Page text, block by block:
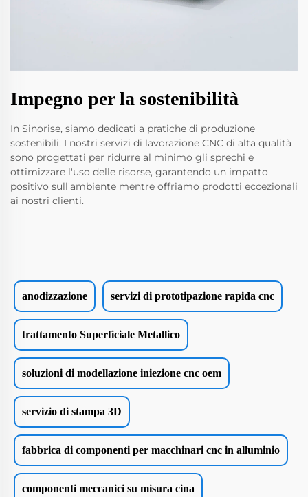
Impegno per la sostenibilità
In Sinorise, siamo dedicati a pratiche di produzione
sostenibili. I nostri servizi di lavorazione CNC di alta qualità
sono progettati per ridurre al minimo gli sprechi e
ottimizzare l'uso delle risorse, garantendo un impatto
positivo sull'ambiente mentre offriamo prodotti eccezionali
ai nostri clienti.
anodizzazione servizi di prototipazione rapida cnc
trattamento Superficiale Metallico
soluzioni di modellazione iniezione cnc oem
servizio di stampa 3D
fabbrica di componenti per macchinari cnc in alluminio
componenti meccanici su misura cina